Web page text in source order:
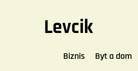
Levcik
Biznis Byt a dom